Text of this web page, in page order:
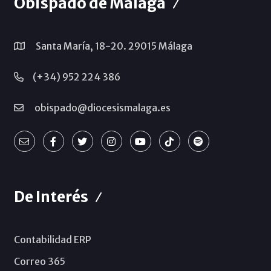
Santa María, 18-20. 29015 Málaga
(+34) 952 224 386
obispado@diocesismalaga.es
De Interés
Contabilidad ERP
Correo 365